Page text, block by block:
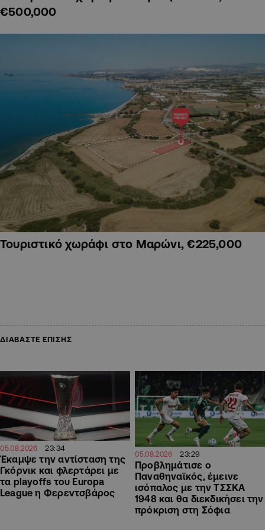
€500,000
Τουριστικό χωράφι στο Μαρώνι, €225,000
ΔΙΑΒΑΣΤΕ ΕΠΙΣΗΣ
05.08.2026 23:34
Έκαμψε την αντίσταση της
Γκόρνικ και φλερτάρει με
τα playoffs του Europa
League η Φερεντσβάρος
05.08.2026 23:29
Προβλημάτισε ο
Παναθηναϊκός, έμεινε
ισόπαλος με την ΤΣΣΚΑ
1948 και θα διεκδικήσει την
πρόκριση στη Σόφια